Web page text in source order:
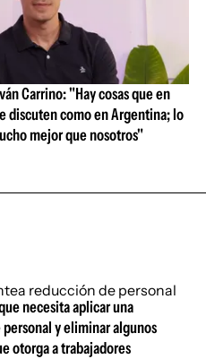
Carrino: "Hay cosas que en
discuten como en Argentina; lo
mejor que nosotros"
necesita aplicar una
y eliminar algunos
otorga a trabajadores